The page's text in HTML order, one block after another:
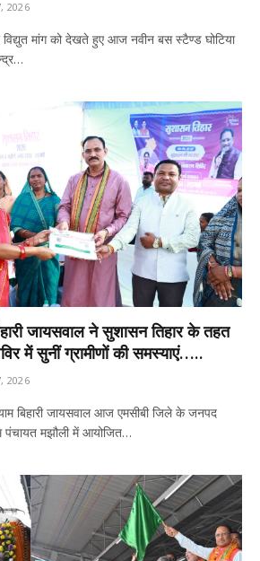
2026
विद्युत मांग को देखते हुए आज नवीन बस स्टैण्ड घोटिया
जायसवाल ने सुशासन तिहार के तहत
में सुनीं ग्रामीणों की समस्याएं…..
2026
बिहारी जायसवाल आज एमसीबी जिले के जनपद
पंचायत मझौली में आयोजित…